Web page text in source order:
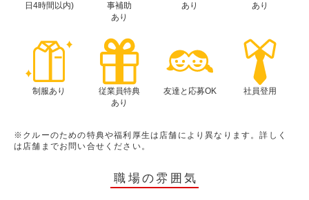
日4時間以内)
事補助
あり
あり
あり
制服あり
従業員特典
あり
友達と応募OK 社員登用
※クルーのための特典や福利厚生は店舗により異なります。詳しく
は店舗までお問い合せください。
職場の雰囲気